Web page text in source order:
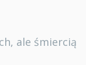
ale śmiercią